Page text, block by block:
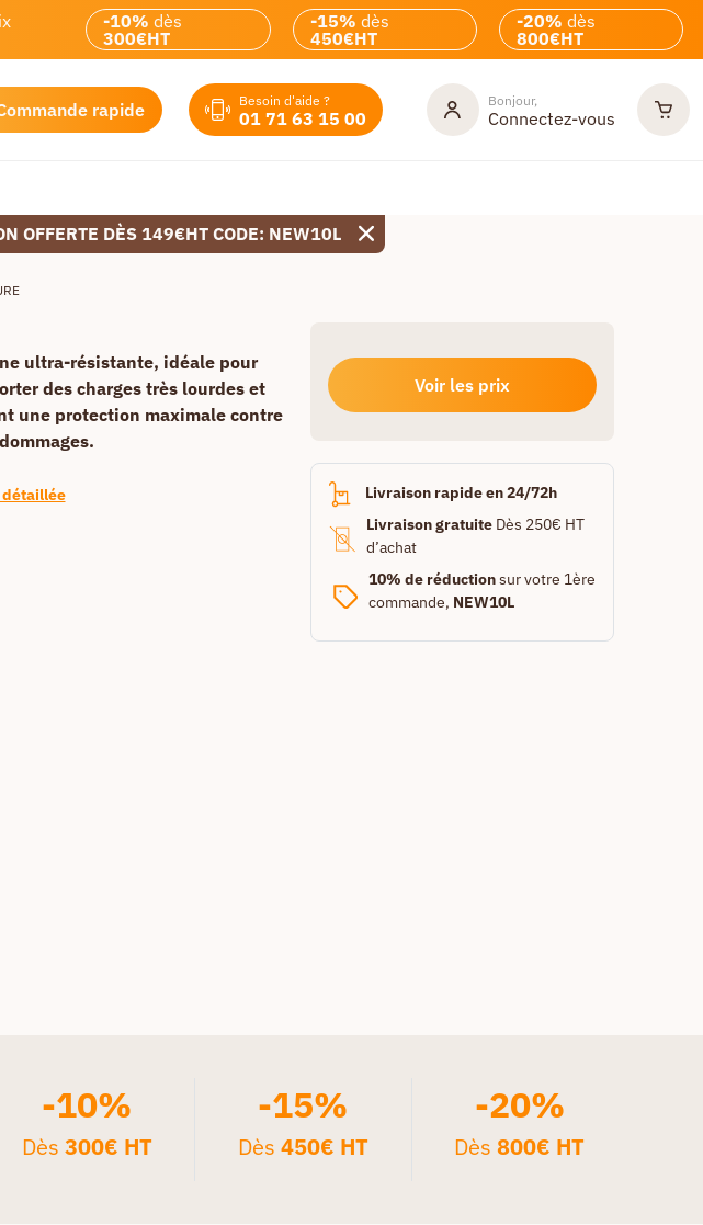
-10% dès
300€HT
-15% dès
450€HT
-20% dès
800€HT
rapide Besoin d'aide ?
01 71 63 15 00
Bonjour,
Connectez-vous
OFFERTE DÈS 149€HT CODE: NEW10L
ultra-résistante, idéale pour
des charges très lourdes et
une protection maximale contre
Voir les prix
Livraison rapide en 24/72h
Livraison gratuiteDès 250€ HT
d’achat
10% de réductionsur votre 1ère
commande, NEW10L
-10%
Dès 300€ HT
-15%
Dès 450€ HT
-20%
Dès800€ HT